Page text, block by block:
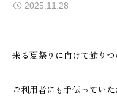
2025.11.28
来る夏祭りに向けて飾り
ご利用者にも手伝ってい